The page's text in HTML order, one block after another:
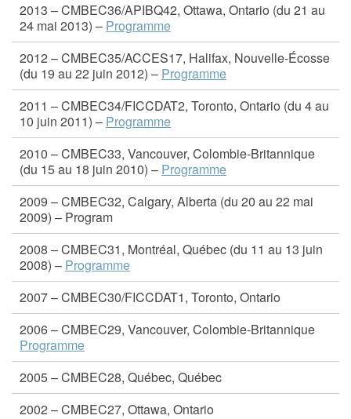
2013 – CMBEC36/APIBQ42, Ottawa, Ontario (du 21 au
24 mai 2013) – Programme
2012 – CMBEC35/ACCES17, Halifax, Nouvelle-Écosse
(du 19 au 22 juin 2012) – Programme
2011 – CMBEC34/FICCDAT2, Toronto, Ontario (du 4 au
10 juin 2011) – Programme
2010 – CMBEC33, Vancouver, Colombie-Britannique
(du 15 au 18 juin 2010) – Programme
2009 – CMBEC32, Calgary, Alberta (du 20 au 22 mai
2009) – Program
2008 – CMBEC31, Montréal, Québec (du 11 au 13 juin
2008) – Programme
2007 – CMBEC30/FICCDAT1, Toronto, Ontario
2006 – CMBEC29, Vancouver, Colombie-Britannique
Programme
2005 – CMBEC28, Québec, Québec
2002 – CMBEC27, Ottawa, Ontario